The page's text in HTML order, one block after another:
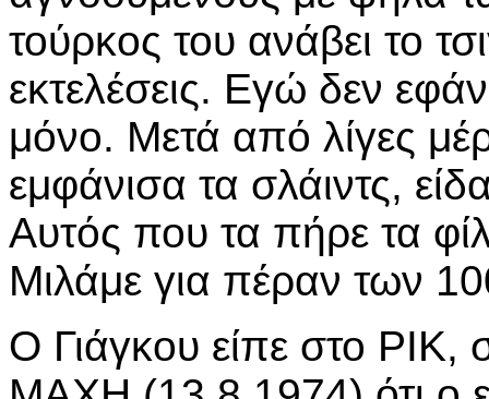
τούρκος του ανάβει το
εκτελέσεις. Εγώ δεν
μόνο. Μετά από λίγες
εμφάνισα τα σλάιντς,
Αυτός που τα πήρε τα
Μιλάμε για πέραν των
Ο Γιάγκου είπε στο